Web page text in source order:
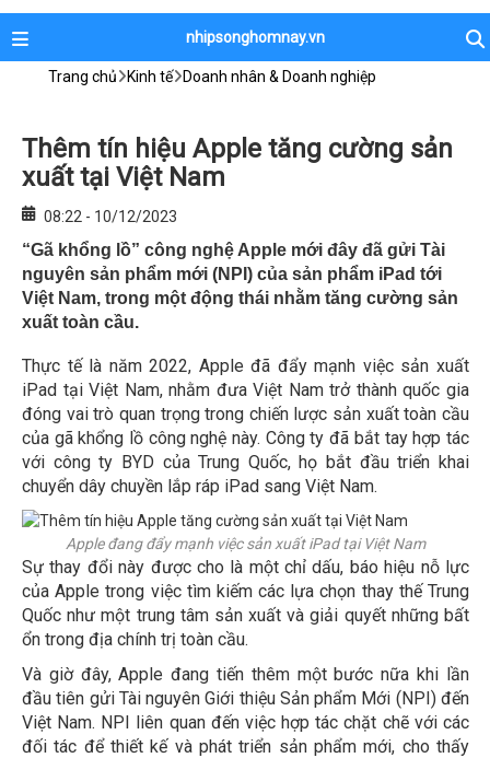
nhipsonghomnay.vn
Trang chủ Kinh tế Doanh nhân & Doanh nghiệp
Thêm tín hiệu Apple tăng cường sản
xuất tại Việt Nam
08:22 - 10/12/2023
“Gã khổng lồ” công nghệ Apple mới đây đã gửi Tài
nguyên sản phẩm mới (NPI) của sản phẩm iPad tới
Việt Nam, trong một động thái nhằm tăng cường sản
xuất toàn cầu.
Thực tế là năm 2022, Apple đã đẩy mạnh việc sản xuất
iPad tại Việt Nam, nhằm đưa Việt Nam trở thành quốc gia
đóng vai trò quan trọng trong chiến lược sản xuất toàn cầu
của gã khổng lồ công nghệ này. Công ty đã bắt tay hợp tác
với công ty BYD của Trung Quốc, họ bắt đầu triển khai
chuyển dây chuyền lắp ráp iPad sang Việt Nam.
Apple đang đẩy mạnh việc sản xuất iPad tại Việt Nam
Sự thay đổi này được cho là một chỉ dấu, báo hiệu nỗ lực
của Apple trong việc tìm kiếm các lựa chọn thay thế Trung
Quốc như một trung tâm sản xuất và giải quyết những bất
ổn trong địa chính trị toàn cầu.
Và giờ đây, Apple đang tiến thêm một bước nữa khi lần
đầu tiên gửi Tài nguyên Giới thiệu Sản phẩm Mới (NPI) đến
Việt Nam. NPI liên quan đến việc hợp tác chặt chẽ với các
đối tác để thiết kế và phát triển sản phẩm mới, cho thấy